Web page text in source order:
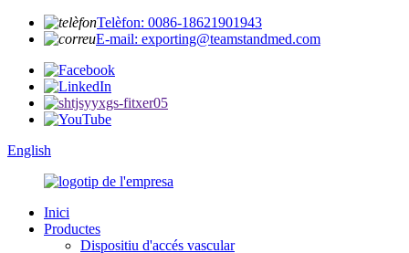
Telèfon: 0086-18621901943
E-mail: exporting@teamstandmed.com
English
Inici
Productes
Dispositiu d'accés vascular